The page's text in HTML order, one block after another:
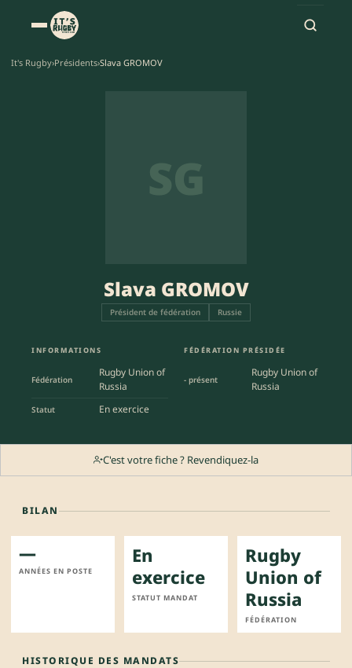
It's Rugby›Présidents›Slava GROMOV
SG
Slava GROMOV
Président de fédération Russie
INFORMATIONS
Fédération
Rugby Union of
Russia
Statut En exercice
FÉDÉRATION PRÉSIDÉE
- présent
Rugby Union of
Russia
C'est votre fiche ? Revendiquez-la
BILAN
—
ANNÉES EN POSTE
En
exercice
STATUT MANDAT
Rugby
Union of
Russia
FÉDÉRATION
HISTORIQUE DES MANDATS